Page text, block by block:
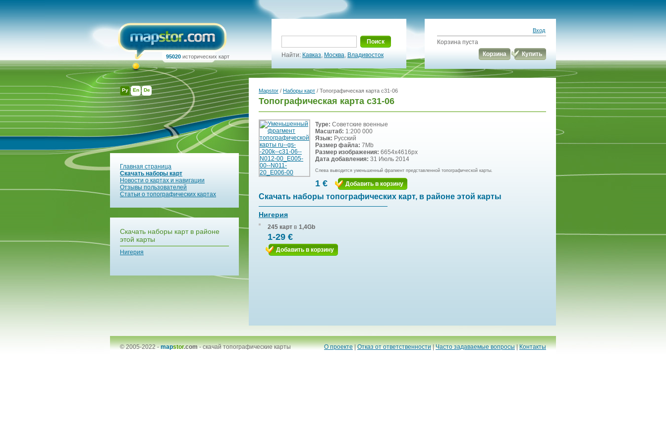
Ру En De
95020 исторических карт
Поиск
Найти: Кавказ, Москва, Владивосток
Вход
Корзина пуста
Корзина
Купить
Главная страница
Скачать наборы карт
Новости о картах и навигации
Отзывы пользователей
Статьи о топографических картах
Скачать наборы карт в районе
этой карты
Нигерия
Mapstor / Наборы карт / Топографическая карта c31-06
Топографическая карта c31-06
Type: Советские военные
Масштаб: 1:200 000
Язык: Русский
Размер файла: 7Mb
Размер изображения: 6654x4616px
Дата добавления: 31 Июль 2014
Слева выводится уменьшенный фрагмент представленной топографической карты.
1 € Добавить в корзину
Скачать наборы топографических карт, в районе этой карты
Нигерия
245 карт в 1,4Gb
1-29 €
Добавить в корзину
© 2005-2022 -mapstor.com-скачай топографические карты О проекте|Отказ от ответственности|Часто задаваемые вопросы|Контакты